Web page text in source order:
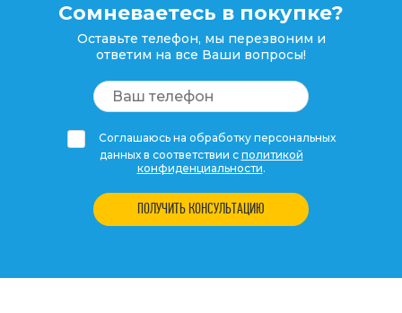
Сомневаетесь в покупке?
Оставьте телефон, мы перезвоним и
ответим на все Ваши вопросы!
Соглашаюсь на обработку персональных
данных в соответствии с политикой
конфиденциальности.
ПОЛУЧИТЬ КОНСУЛЬТАЦИЮ